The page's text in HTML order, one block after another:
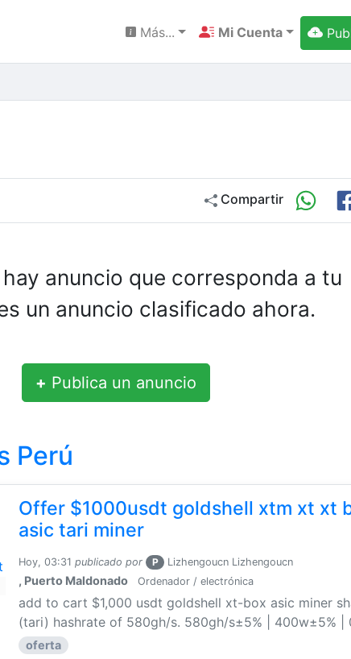
Más... Mi Cuenta
Compartir
anuncio que corresponda a tu
un anuncio clasificado ahora.
+ Publica un anuncio
Perú
Offer $1000usdt goldshell xtm xt xt
asic tari miner
Hoy, 03:31 publicado por P Lizhengoucn Lizhengoucn
, Puerto Maldonado Ordenador / electrónica
add to cart $1,000 usdt goldshell xt-box asic miner
(tari) hashrate of 580gh/s. 580gh/s±5% | 400w±5% |
oferta